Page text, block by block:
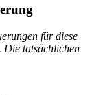
für diese
Die tatsächlichen